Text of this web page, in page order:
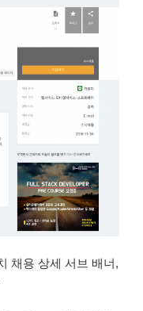
채용 상세 서브 배너,